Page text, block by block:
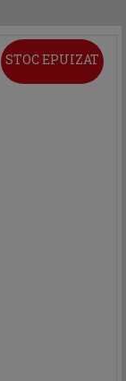
STOC EPUIZAT